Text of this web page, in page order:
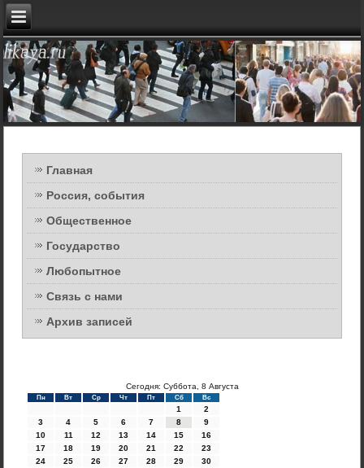
Главная
Россия, события
Общественное
Государство
Любопытное
Связь с нами
Архив записей
Сегодня: Суббота, 8 Августа
Пн Вт Ср Чт Пт Сб Вс
1
2
3
4 5 6 7 8
9
10
11 12 13 14 15
16
17
18 19 20 21 22
23
24
25 26 27 28 29
30